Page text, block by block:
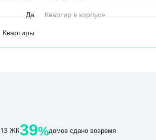
Да Квартир в корпусе
Квартиры
13 ЖК39%домов сдано вовремя